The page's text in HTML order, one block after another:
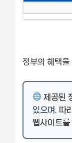
정부의 혜택을
제공된
있으며
.
웹사이트를